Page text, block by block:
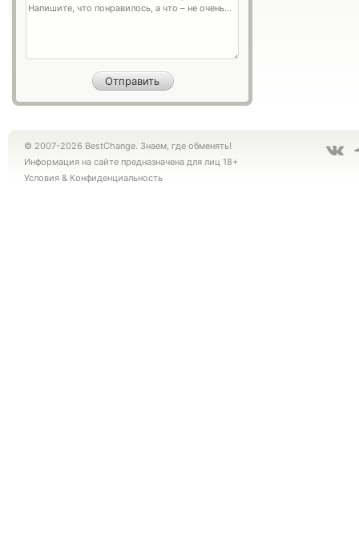
© 2007-2026 BestChange. Знаем, где обменять!
Информация на сайте предназначена для лиц 18+
Условия & Конфиденциальность